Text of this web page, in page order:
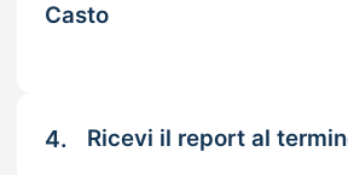
Casto
4. Ricevi il report al